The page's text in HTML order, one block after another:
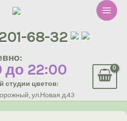
Main
68-32
до 22:00
студии цветов:
ул.Новая д.43